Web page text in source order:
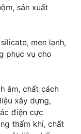
sản xuất
men lạnh,
phục vụ cho
âm, chất cách
xây dựng,
điện cực
thấm khí, chất